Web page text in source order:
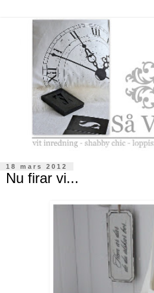
18 mars 2012
Nu firar vi...